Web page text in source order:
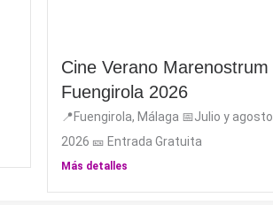
Cine Verano Marenostrum
Fuengirola 2026
📍Fuengirola, Málaga 📅Julio y agosto
2026 🎫 Entrada Gratuita
Más detalles